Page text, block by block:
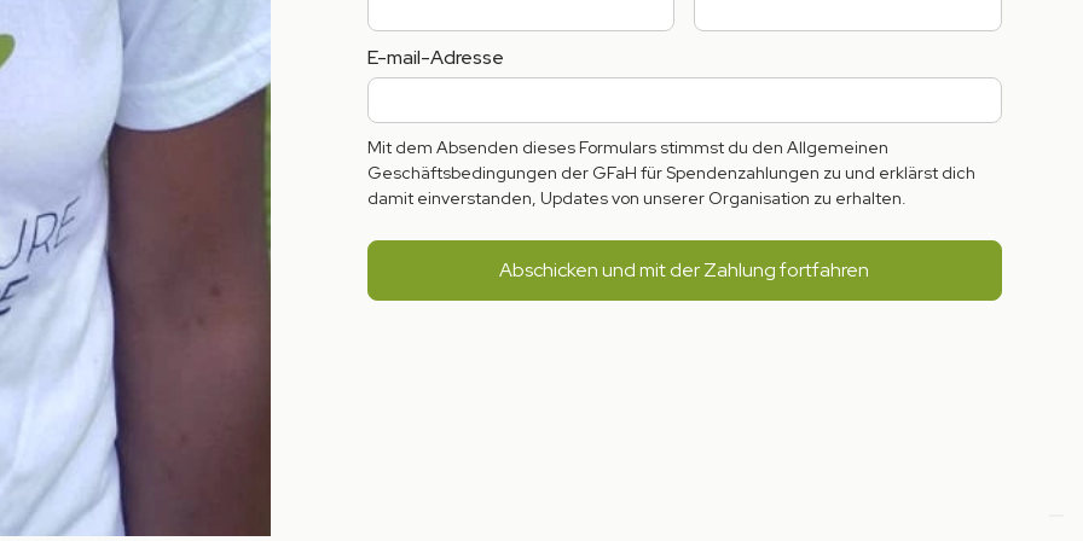
E-mail-Adresse
Mit dem Absenden dieses Formulars stimmst du den Allgemeinen
Geschäftsbedingungen der GFaH für Spendenzahlungen zu und erklärst dich
damit einverstanden, Updates von unserer Organisation zu erhalten.